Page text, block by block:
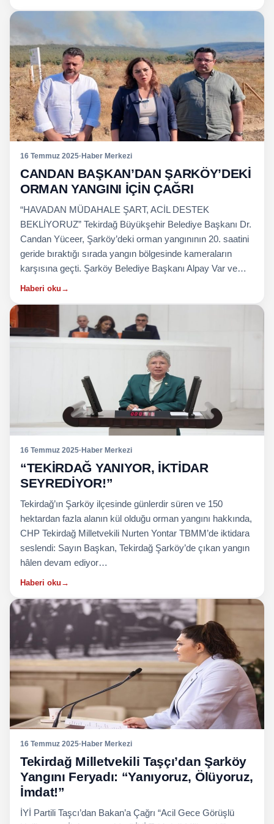
16 Temmuz 2025· Haber Merkezi
CANDAN BAŞKAN’DAN ŞARKÖY’DEKİ
ORMAN YANGINI İÇİN ÇAĞRI
“HAVADAN MÜDAHALE ŞART, ACİL DESTEK
BEKLİYORUZ” Tekirdağ Büyükşehir Belediye Başkanı Dr.
Candan Yüceer, Şarköy’deki orman yangınının 20. saatini
geride bıraktığı sırada yangın bölgesinde kameraların
karşısına geçti. Şarköy Belediye Başkanı Alpay Var ve…
Haberi oku →
16 Temmuz 2025·Haber Merkezi
“TEKİRDAĞ YANIYOR, İKTİDAR
SEYREDİYOR!”
Tekirdağ’ın Şarköy ilçesinde günlerdir süren ve 150
hektardan fazla alanın kül olduğu orman yangını hakkında,
CHP Tekirdağ Milletvekili Nurten Yontar TBMM’de iktidara
seslendi: Sayın Başkan, Tekirdağ Şarköy’de çıkan yangın
hâlen devam ediyor…
Haberi oku →
16 Temmuz 2025· Haber Merkezi
Tekirdağ Milletvekili Taşçı’dan Şarköy
Yangını Feryadı: “Yanıyoruz, Ölüyoruz,
İmdat!”
İYİ Partili Taşcı’dan Bakan’a Çağrı “Acil Gece Görüşlü